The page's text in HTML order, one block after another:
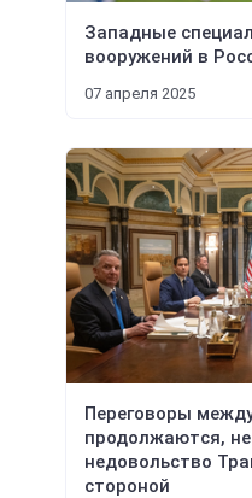
Западные
вооружений в
07 апреля 2025
Переговоры
продолжаются,
недовольство
стороной